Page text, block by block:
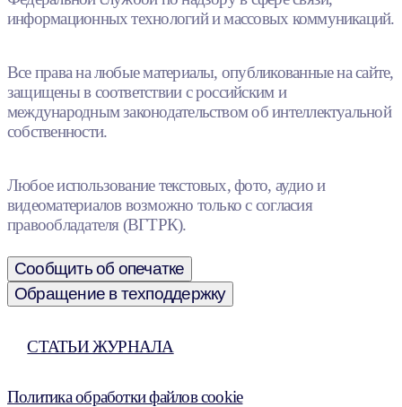
информационных технологий и массовых коммуникаций.
Все права на любые материалы, опубликованные на сайте,
защищены в соответствии с российским и
международным законодательством об интеллектуальной
собственности.
Любое использование текстовых, фото, аудио и
видеоматериалов возможно только с согласия
правообладателя (ВГТРК).
Сообщить об опечатке
Обращение в техподдержку
СТАТЬИ ЖУРНАЛА
Политика обработки файлов cookie